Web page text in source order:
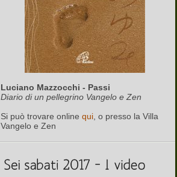
Luciano Mazzocchi - Passi
Diario di un pellegrino Vangelo e Zen
Si può trovare online qui , o presso la Villa
Vangelo e Zen